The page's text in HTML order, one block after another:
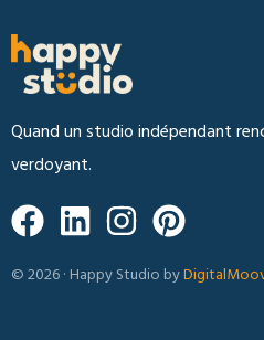
Quand un studio indépendant
verdoyant.
© 2026 · Happy Studio by